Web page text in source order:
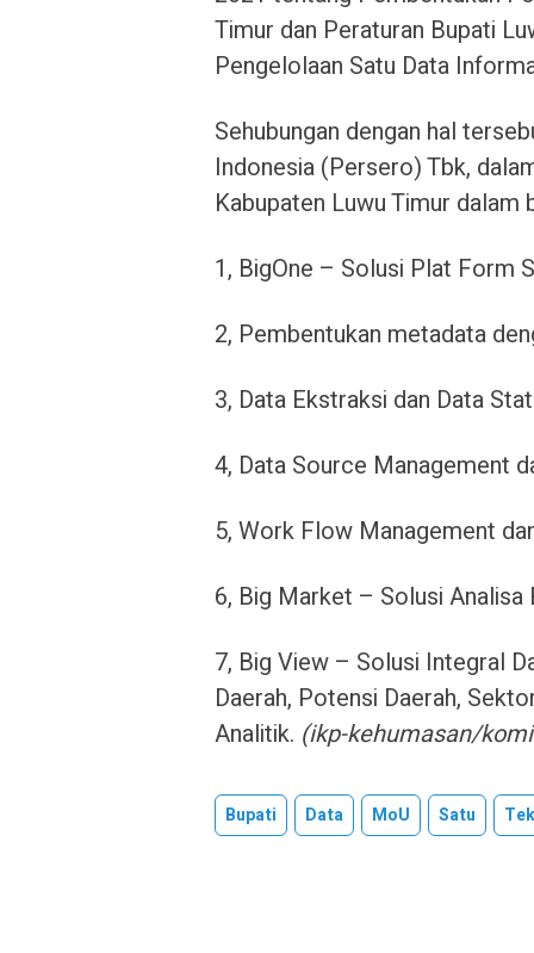
Timur dan Peraturan Bupati
Pengelolaan Satu Data
Sehubungan dengan hal
Indonesia (Persero) Tbk,
Kabupaten Luwu Timur dalam
1, BigOne – Solusi Plat Form
2, Pembentukan metadata
3, Data Ekstraksi dan Data
4, Data Source Management
5, Work Flow Management
6, Big Market – Solusi
7, Big View – Solusi Integral
Daerah, Potensi Daerah,
Analitik. (ikp-kehumasan/
Bupati Data MoU Satu